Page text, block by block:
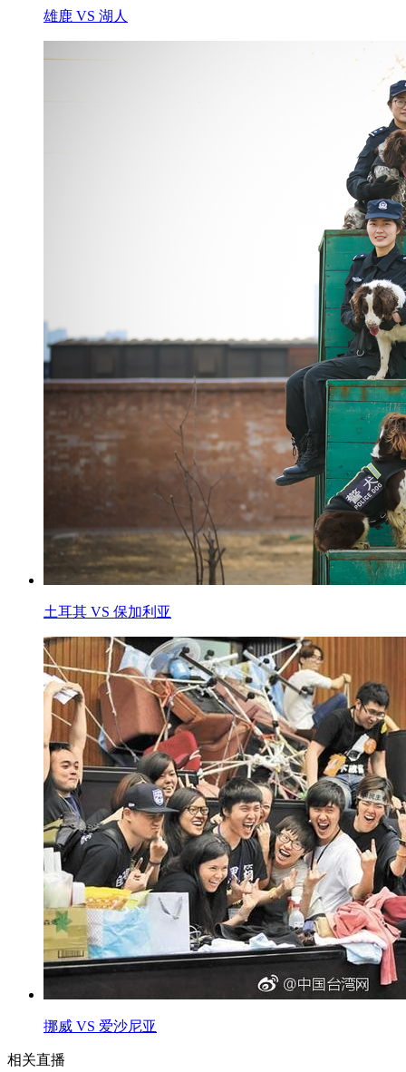
雄鹿 VS 湖人
土耳其 VS 保加利亚
挪威 VS 爱沙尼亚
相关直播